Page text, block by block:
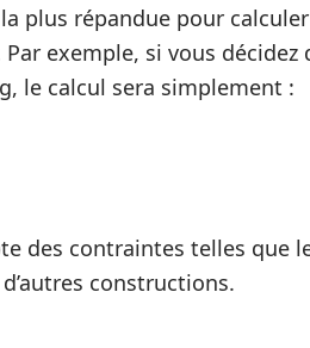
plus répandue pour
exemple, si vous décidez
le calcul sera simplement :
des contraintes telles que
constructions.